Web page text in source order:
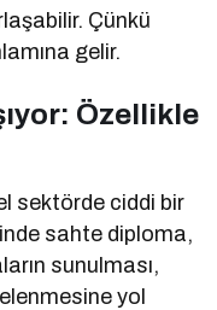
Çünkü
gelir.
Özellikle
sektörde ciddi bir
sahte diploma,
sunulması,
yol